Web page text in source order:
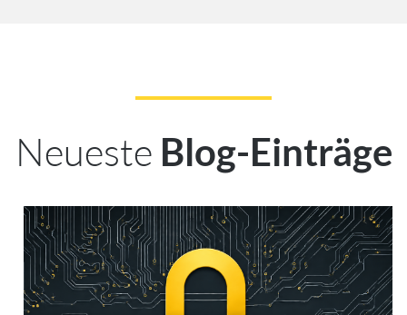
Neueste Blog-Einträge